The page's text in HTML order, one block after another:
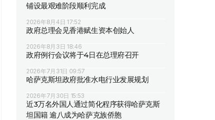
铺设最艰难阶段顺利完成
2026年8月4日 17:52
政府总理会见香港赋生资本创始人
2026年8月3日 18:46
政府例行会议将于4日在总理府召开
2026年7月31日 09:57
哈萨克斯坦政府批准水电行业发展规划
2026年7月30日 15:53
近3万名外国人通过简化程序获得哈萨克斯
坦国籍 逾八成为哈萨克族侨胞